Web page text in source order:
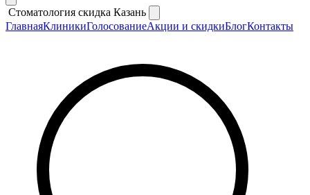
Стоматология скидка Казань
ГлавнаяКлиникиГолосованиеАкции и скидкиБлогКонтакты